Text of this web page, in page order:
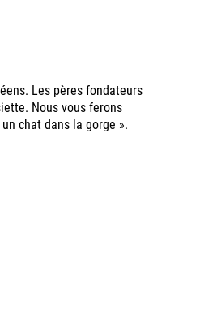
Les pères fondateurs
Nous vous ferons
chat dans la gorge ».